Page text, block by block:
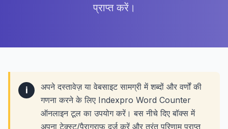
प्राप्त करें।
i
अपने दस्तावेज़ या वेबसाइट सामग्री में शब्दों और वर्णों की
गणना करने के लिए Indexpro Word Counter
ऑनलाइन टूल का उपयोग करें। बस नीचे दिए बॉक्स में
अपना टेक्स्ट/पैराग्राफ दर्ज करें और तुरंत परिणाम प्राप्त